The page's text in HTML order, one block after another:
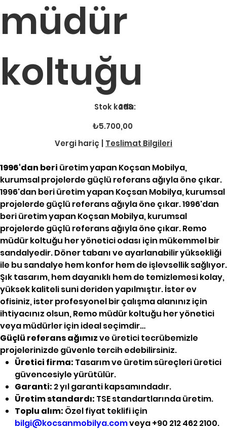
müdür
koltuğu
Stok kodu:
Stok
kodu:
293
Fiyat
₺5.700,00
Vergi hariç
Teslimat Bilgileri
1996'dan beri üretim yapan Koçsan Mobilya,
kurumsal projelerde güçlü referans ağıyla öne çıkar.
1996'dan beri üretim yapan Koçsan Mobilya, kurumsal
projelerde güçlü referans ağıyla öne çıkar. 1996'dan
beri üretim yapan Koçsan Mobilya, kurumsal
projelerde güçlü referans ağıyla öne çıkar. Remo
müdür koltuğu her yönetici odası için mükemmel bir
sandalyedir. Döner tabanı ve ayarlanabilir yüksekliği
ile bu sandalye hem konfor hem de işlevsellik sağlıyor.
Şık tasarım, hem dayanıklı hem de temizlemesi kolay,
yüksek kaliteli suni deriden yapılmıştır. İster ev
ofisiniz, ister profesyonel bir çalışma alanınız için
ihtiyacınız olsun, Remo müdür koltuğu her yönetici
veya müdürler için ideal seçimdir…
Güçlü referans ağımızve üretici tecrübemizle
projelerinizde güvenle tercih edebilirsiniz.
Üretici firma: Tasarım ve üretim süreçleri üretici
güvencesiyle yürütülür.
Garanti: 2 yıl garanti kapsamındadır.
Üretim standardı: TSE standartlarında üretim.
Toplu alım: Özel fiyat teklifi için
bilgi@kocsanmobilya.comveya +90 212 462 2100.